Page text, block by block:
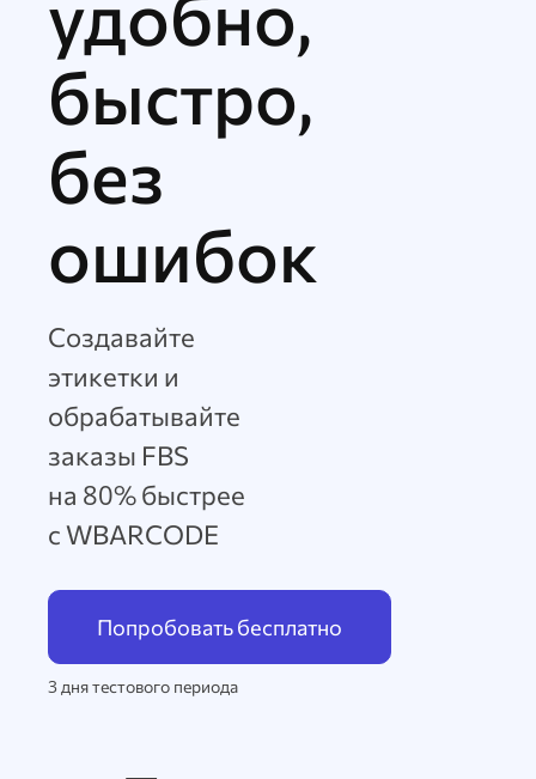
быстро,
без
ошибок
Создавайте
этикетки и
обрабатывайте
заказы FBS
на 80% быстрее
с WBARCODE
Попробовать бесплатно
3 дня тестового периода